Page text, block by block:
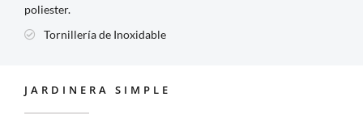
poliester.
Tornillería de Inoxidable
JARDINERA SIMPLE